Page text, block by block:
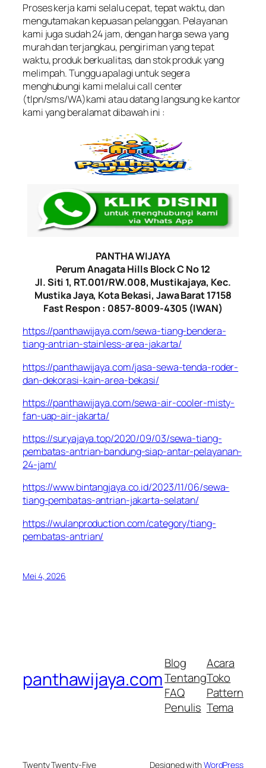
Proses kerja kami selalu cepat, tepat waktu, dan
mengutamakan kepuasan pelanggan. Pelayanan
kami juga sudah 24 jam, dengan harga sewa yang
murah dan terjangkau, pengiriman yang tepat
waktu, produk berkualitas, dan stok produk yang
melimpah. Tunggu apalagi untuk segera
menghubungi kami melalui call center
(tlpn/sms/WA)kami atau datang langsung ke kantor
kami yang beralamat dibawah ini :
PANTHA WIJAYA
Perum Anagata Hills Block C No 12
Jl. Siti 1, RT.001/RW.008, Mustikajaya, Kec.
Mustika Jaya, Kota Bekasi, Jawa Barat 17158
Fast Respon : 0857-8009-4305 (IWAN)
https://panthawijaya.com/sewa-tiang-bendera-
tiang-antrian-stainless-area-jakarta/
https://panthawijaya.com/jasa-sewa-tenda-roder-
dan-dekorasi-kain-area-bekasi/
https://panthawijaya.com/sewa-air-cooler-misty-
fan-uap-air-jakarta/
https://suryajaya.top/2020/09/03/sewa-tiang-
pembatas-antrian-bandung-siap-antar-pelayanan-
24-jam/
https://www.bintangjaya.co.id/2023/11/06/sewa-
tiang-pembatas-antrian-jakarta-selatan/
https://wulanproduction.com/category/tiang-
pembatas-antrian/
Mei 4, 2026
panthawijaya.com
Blog
Tentang
FAQ
Penulis
Acara
Toko
Pattern
Tema
Twenty Twenty-Five Designed withWordPress